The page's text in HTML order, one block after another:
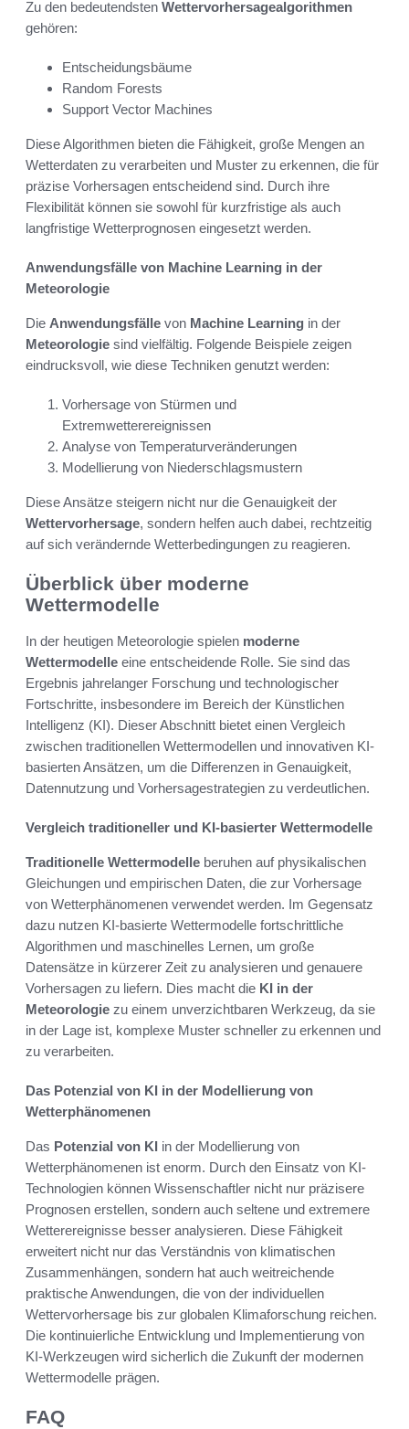
Zu den bedeutendsten Wettervorhersagealgorithmen
gehören:
Entscheidungsbäume
Random Forests
Support Vector Machines
Diese Algorithmen bieten die Fähigkeit, große Mengen an
Wetterdaten zu verarbeiten und Muster zu erkennen, die für
präzise Vorhersagen entscheidend sind. Durch ihre
Flexibilität können sie sowohl für kurzfristige als auch
langfristige Wetterprognosen eingesetzt werden.
Anwendungsfälle von Machine Learning in der
Meteorologie
Die Anwendungsfälle von Machine Learning in der
Meteorologie sind vielfältig. Folgende Beispiele zeigen
eindrucksvoll, wie diese Techniken genutzt werden:
Vorhersage von Stürmen und
Extremwetterereignissen
Analyse von Temperaturveränderungen
Modellierung von Niederschlagsmustern
Diese Ansätze steigern nicht nur die Genauigkeit der
Wettervorhersage, sondern helfen auch dabei, rechtzeitig
auf sich verändernde Wetterbedingungen zu reagieren.
Überblick über moderne
Wettermodelle
In der heutigen Meteorologie spielen moderne
Wettermodelle eine entscheidende Rolle. Sie sind das
Ergebnis jahrelanger Forschung und technologischer
Fortschritte, insbesondere im Bereich der Künstlichen
Intelligenz (KI). Dieser Abschnitt bietet einen Vergleich
zwischen traditionellen Wettermodellen und innovativen KI-
basierten Ansätzen, um die Differenzen in Genauigkeit,
Datennutzung und Vorhersagestrategien zu verdeutlichen.
Vergleich traditioneller und KI-basierter Wettermodelle
Traditionelle Wettermodelle beruhen auf physikalischen
Gleichungen und empirischen Daten, die zur Vorhersage
von Wetterphänomenen verwendet werden. Im Gegensatz
dazu nutzen KI-basierte Wettermodelle fortschrittliche
Algorithmen und maschinelles Lernen, um große
Datensätze in kürzerer Zeit zu analysieren und genauere
Vorhersagen zu liefern. Dies macht die KI in der
Meteorologie zu einem unverzichtbaren Werkzeug, da sie
in der Lage ist, komplexe Muster schneller zu erkennen und
zu verarbeiten.
Das Potenzial von KI in der Modellierung von
Wetterphänomenen
Das Potenzial von KI in der Modellierung von
Wetterphänomenen ist enorm. Durch den Einsatz von KI-
Technologien können Wissenschaftler nicht nur präzisere
Prognosen erstellen, sondern auch seltene und extremere
Wetterereignisse besser analysieren. Diese Fähigkeit
erweitert nicht nur das Verständnis von klimatischen
Zusammenhängen, sondern hat auch weitreichende
praktische Anwendungen, die von der individuellen
Wettervorhersage bis zur globalen Klimaforschung reichen.
Die kontinuierliche Entwicklung und Implementierung von
KI-Werkzeugen wird sicherlich die Zukunft der modernen
Wettermodelle prägen.
FAQ